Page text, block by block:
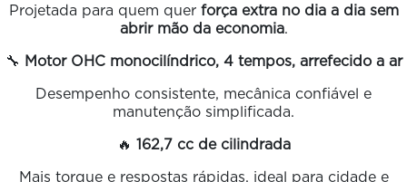
Projetada para quem quer força extra no dia a dia sem
abrir mão da economia.
🔧 Motor OHC monocilíndrico, 4 tempos, arrefecido a ar
Desempenho consistente, mecânica confiável e
manutenção simplificada.
🔥 162,7 cc de cilindrada
Mais torque e respostas rápidas, ideal para cidade e